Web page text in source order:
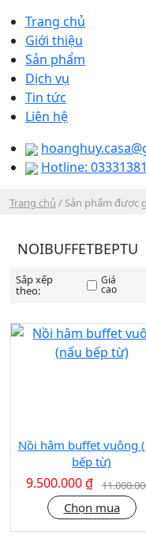
Trang chủ
Giới thiệu
Sản phẩm
Dịch vụ
Tin tức
Liên hệ
Hotline:
Trang chủ / Sản phẩm được
NOIBUFFETBEPTU
Sắp xếp
theo:
Giá
cao
Nồi hâm buffet vuông
bếp từ)
9.500.000 ₫
SALE
Chọn mua